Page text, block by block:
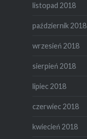
listopad 2018
październik 2018
wrzesień 2018
sierpień 2018
lipiec 2018
czerwiec 2018
kwiecień 2018